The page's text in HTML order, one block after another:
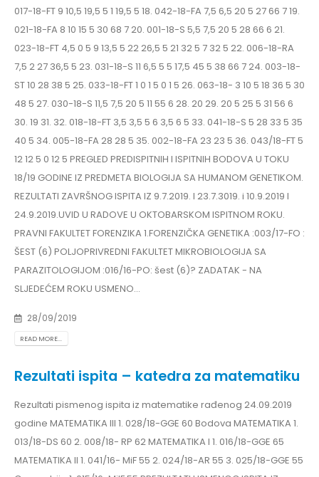
017-18-FT 9 10,5 19,5 5 1 19,5 5 18. 042-18-FA 7,5 6,5 20 5 27 66 7 19.
021-18-FA 8 10 15 5 30 68 7 20. 001-18-S 5,5 7,5 20 5 28 66 6 21.
023-18-FT 4,5 0 5 9 13,5 5 22 26,5 5 21 32 5 7 32 5 22. 006-18-RA
7,5 2 27 36,5 5 23. 031-18-S 11 6,5 5 5 17,5 45 5 38 66 7 24. 003-18-
ST 10 28 38 5 25. 033-18-FT 1 0 1 5 0 1 5 26. 063-18- 3 10 5 18 36 5 30
48 5 27. 030-18-S 11,5 7,5 20 5 11 55 6 28. 20 29. 20 5 25 5 31 56 6
30. 19 31. 32. 018-18-FT 3,5 3,5 5 6 3,5 6 5 33. 041-18-S 5 28 33 5 35
40 5 34. 005-18-FA 28 28 5 35. 002-18-FA 23 23 5 36. 043/18-FT 5
12 12 5 0 12 5 PREGLED PREDISPITNIH I ISPITNIH BODOVA U TOKU
18/19 GODINE IZ PREDMETA BIOLOGIJA SA HUMANOM GENETIKOM.
REZULTATI ZAVRŠNOG ISPITA IZ 9.7.2019. I 23.7.3019. i 10.9.2019 I
24.9.2019.UVID U RADOVE U OKTOBARSKOM ISPITNOM ROKU.
PRAVNI FAKULTET FORENZIKA 1.FORENZIČKA GENETIKA :003/17-FO :
ŠEST (6) POLJOPRIVREDNI FAKULTET MIKROBIOLOGIJA SA
PARAZITOLOGIJOM :016/16-PO: šest (6)? ZADATAK - NA
SLJEDEĆEM ROKU USMENO...
28/09/2019
READ MORE...
Rezultati ispita – katedra za matematiku
Rezultati pismenog ispita iz matematike rađenog 24.09.2019
godine MATEMATIKA III 1. 028/18-GGE 60 Bodova MATEMATIKA 1.
013/18-DS 60 2. 008/18- RP 62 MATEMATIKA I 1. 016/18-GGE 65
MATEMATIKA II 1. 041/16- MiF 55 2. 024/18-AR 55 3. 025/18-GGE 55